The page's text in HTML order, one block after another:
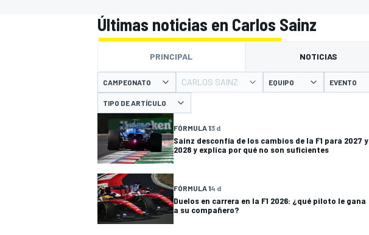
WEC
Últimas noticias en Carlos Sainz
PRINCIPAL NOTICIAS
CAMPEONATO CARLOS SAINZ EQUIPO EVENTO
TIPO DE ARTÍCULO
FÓRMULA 13 d
Sainz desconfía de los cambios de la F1 para 2027 y
2028 y explica por qué no son suficientes
FÓRMULA 14 d
Duelos en carrera en la F1 2026: ¿qué piloto le gana
a su compañero?